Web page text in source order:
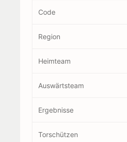
Code
Region
Heimteam
Auswärtsteam
Ergebnisse
Torschützen